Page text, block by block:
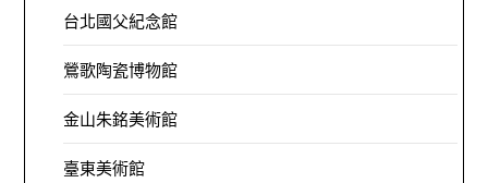
台北國父紀念館
鶯歌陶瓷博物館
金山朱銘美術館
臺東美術館